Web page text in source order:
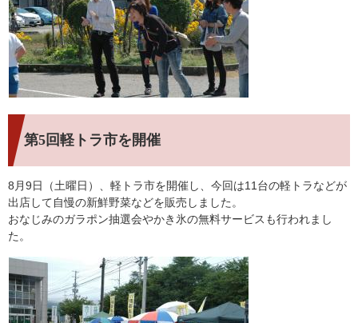
第5回軽トラ市を開催
8月9日（土曜日）、軽トラ市を開催し、今回は11台の軽トラなどが
出店して自慢の新鮮野菜などを販売しました。
おなじみのガラポン抽選会やかき氷の無料サービスも行われまし
た。